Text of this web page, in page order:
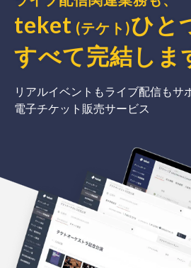
teket (テケト)ひと
すべて完結 しま
リアルイベントもライブ配信もサ
電子チケット販売サービス